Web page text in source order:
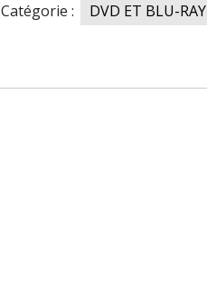
DE
Catégorie : DVD ET BLU-RAY